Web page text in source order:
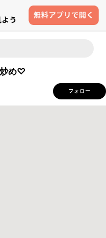
炒め♡
フォロー